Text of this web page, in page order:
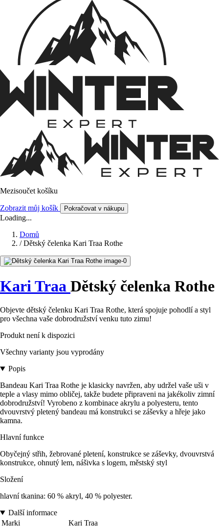
Mezisoučet košíku
Zobrazit můj košík Pokračovat v nákupu
Loading...
Domů
/ Dětský čelenka Kari Traa Rothe
Kari Traa Dětský čelenka Rothe
Objevte dětský čelenku Kari Traa Rothe, která spojuje pohodlí a styl
pro všechna vaše dobrodružství venku tuto zimu!
Produkt není k dispozici
Všechny varianty jsou vyprodány
Popis
Bandeau Kari Traa Rothe je klasicky navržen, aby udržel vaše uši v
teple a vlasy mimo obličej, takže budete připraveni na jakékoliv zimní
dobrodružství! Vyrobeno z kombinace akrylu a polyesteru, tento
dvouvrstvý pletený bandeau má konstrukci se záševky a hřeje jako
kamna.
Hlavní funkce
Obyčejný střih, žebrované pletení, konstrukce se záševky, dvouvrstvá
konstrukce, ohnutý lem, nášivka s logem, městský styl
Složení
hlavní tkanina: 60 % akryl, 40 % polyester.
Další informace
Marki
Kari Traa